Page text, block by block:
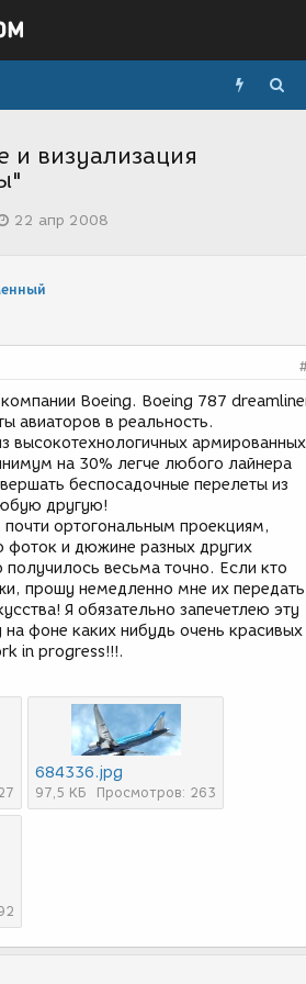
и визуализация
а
с
д
и
я
22 апр 2008
Boeing. Boeing 787
авиаторов в реальность.
высокотехнологичных армированных
на 30% легче любого лайнера
беспосадочные перелеты из
другую!
ортогональным проекциям,
фоток и дюжине разных других
весьма точно. Если кто
прошу немедленно мне их
Я обязательно запечетлею эту
фоне каких нибудь очень красивых
in progress!!!.
684336.jpg
97,5 КБ Просмотров: 263